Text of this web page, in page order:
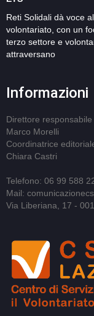
Reti Solidali dà voce
volontariato, con un
terzo settore e
attraversano
Informazioni
Direttore responsabile
Marco Morelli
Coordinatrice
Chiara Castri
Telefono: 06 99 588
Mail:
Via Liberiana, 17 -